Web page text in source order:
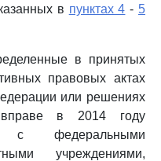
в пунктах 4 - 5
в принятых
правовых актах
или решениях
вправе в 2014 году
с федеральными
учреждениями,